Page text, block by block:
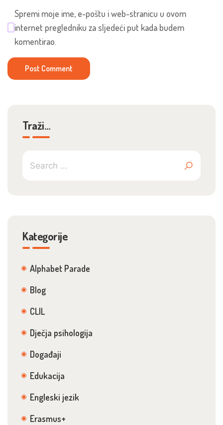
Spremi moje ime, e-poštu i web-stranicu u ovom
internet pregledniku za sljedeći put kada budem
komentirao.
Traži…
Kategorije
Alphabet Parade
Blog
CLIL
Dječja psihologija
Događaji
Edukacija
Engleski jezik
Erasmus+